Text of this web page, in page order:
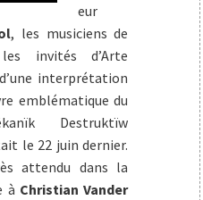
eur
, les musiciens de
invités d’Arte
interprétation
emblématique du
Destruktïw
le 22 juin dernier.
attendu dans la
à Christian Vander